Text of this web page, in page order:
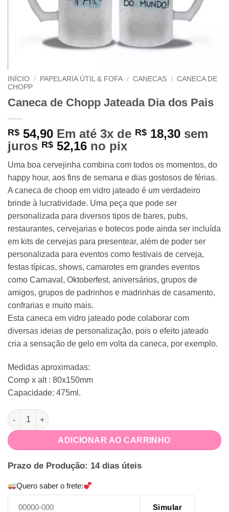
INÍCIO / PAPELARIA ÚTIL & FOFA / CANECAS / CANECA DE
CHOPP
Caneca de Chopp Jateada Dia dos Pais
R$ 54,90 Em até 3x de R$ 18,30 sem
juros R$ 52,16 no pix
Uma boa cervejinha combina com todos os momentos, do
happy hour, aos fins de semana e dias gostosos de férias.
A caneca de choop em vidro jateado é um verdadeiro
brinde à lucratividade. Uma peça que pode ser
personalizada para diversos tipos de bares, pubs,
restaurantes, cervejarias e botecos pode ainda ser incluída
em kits de cervejas para presentear, além de poder ser
personalizada para eventos como festivais de cerveja,
festas típicas, shows, camarotes em grandes eventos
como Carnaval, Oktoberfest, aniversários, grupos de
amigos, grupos de padrinhos e madrinhas de casamento,
confrarias e muito mais.
Esta caneca em vidro jateado pode colaborar com
diversas ideias de personalização, pois o efeito jateado
cria a sensação de gelo em volta da caneca, por exemplo.
Medidas aproximadas:
Comp x alt : 80x150mm
Capacidade: 475ml.
Caneca de Chopp Jateada Dia dos Pais quantidade
ADICIONAR AO CARRINHO
Prazo de Produção: 14 dias úteis
Quero saber o frete:
Simular